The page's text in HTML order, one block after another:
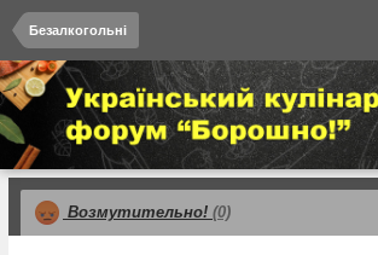
Безалкогольні
Возмутительно! (0)